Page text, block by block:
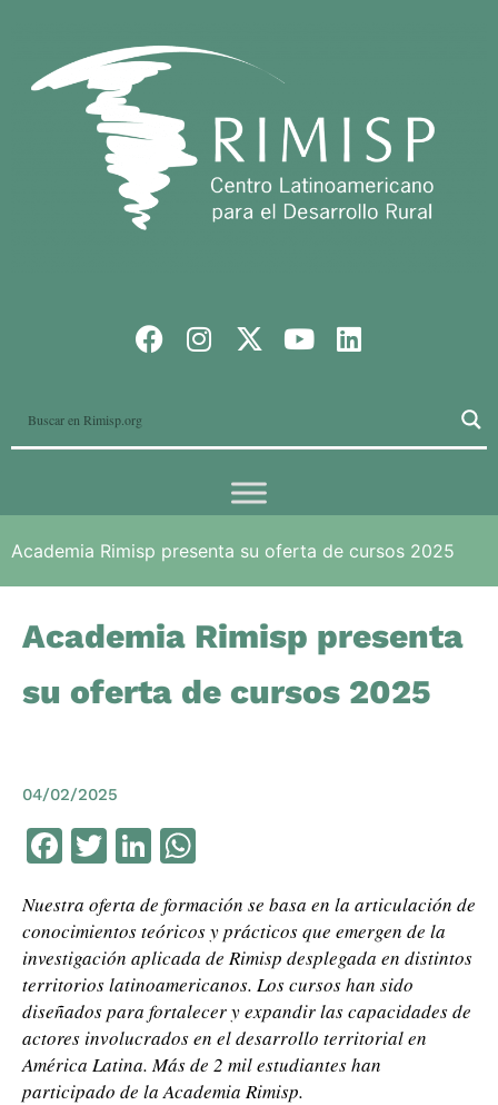
Academia Rimisp presenta su oferta de cursos 2025
Academia Rimisp presenta
su oferta de cursos 2025
04/02/2025
Facebook
TwitterLinkedIn
Nuestra oferta de formación se basa en la articulación de
conocimientos teóricos y prácticos que emergen de la
investigación aplicada de Rimisp desplegada en distintos
territorios latinoamericanos. Los cursos han sido
diseñados para fortalecer y expandir las capacidades de
actores involucrados en el desarrollo territorial en
América Latina. Más de 2 mil estudiantes han
participado de la Academia Rimisp.